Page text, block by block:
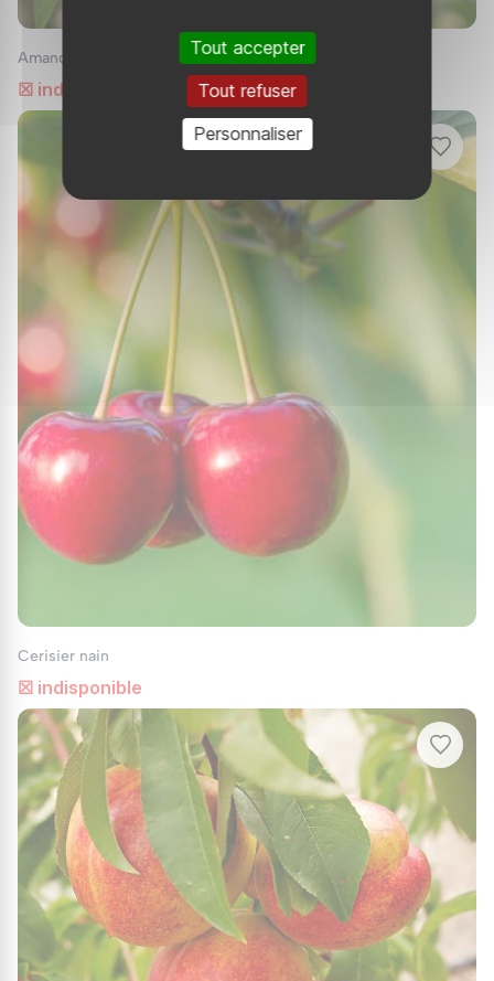
de neem ou le savon insecticide, peuvent être
appliqués en prévention pour maintenir vos
arbres en bonne santé.
Pourquoi Choisir les Fruitiers Nains ?
d’intégrer des arbres fruitiers dans votre vie,
même avec un espace limité. Leur facilité
d'entretien, leur adaptabilité et leur
productivité en font un choix idéal pour les
jardiniers de tous niveaux. En suivant ces
conseils, vous pourrez réussir la culture de vos
propres arbres fruitiers nains et profiter de
récoltes savoureuses, directement chez vous.
Pourquoi ne pas commencer votre propre
verger miniature dès aujourd'hui ?
Amandier nain
☒ indisponible
Cerisier nain
☒ indisponible
Tout accepter
Tout refuser
Personnaliser